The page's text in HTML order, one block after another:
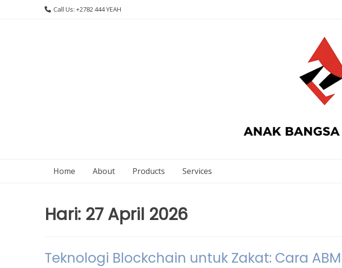
Call Us: +2782 444 YEAH
Home About Products Services
Hari: 27 April 2026
Teknologi Blockchain untuk Zakat: Cara